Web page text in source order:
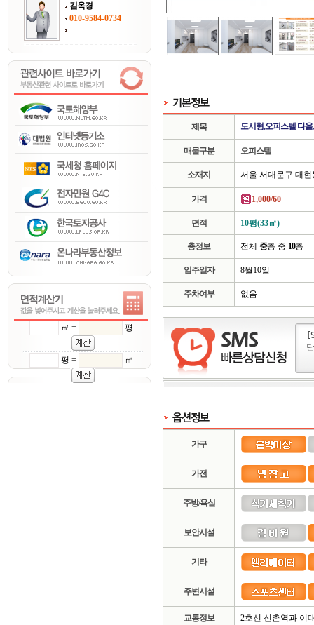
김옥경
010-9584-0734
㎡ = 평
평 = ㎡
제목 도시형,오피스텔 다
매물구분 오피스텔
소재지 서울 서대문구 대현
가격 1,000/60
면적 10평(33㎡)
층정보 전체 중층 중 10층
입주일자 8월10일
주차여부 없음
가구
가전
주방/욕실
보안시설
기타
주변시설
교통정보 2호선 신촌역과 이